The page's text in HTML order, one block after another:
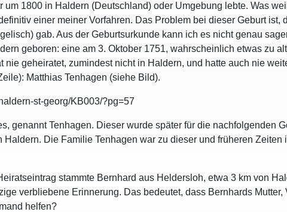
um 1800 in Haldern (Deutschland) oder Umgebung lebte. Was
einer meiner Vorfahren. Das Problem bei dieser Geburt ist,
gab. Aus der Geburtsurkunde kann ich es nicht genau
geboren: eine am 3. Oktober 1751, wahrscheinlich etwas zu
geheiratet, zumindest nicht in Haldern, und hatte auch nie
Matthias Tenhagen (siehe Bild).
st-georg/KB003/?pg=57
genannt Tenhagen. Dieser wurde später für die nachfolgenden
Haldern. Die Familie Tenhagen war zu dieser und früheren
stammte Bernhard aus Heldersloh, etwa 3 km von
verbliebene Erinnerung. Das bedeutet, dass Bernhards
helfen?